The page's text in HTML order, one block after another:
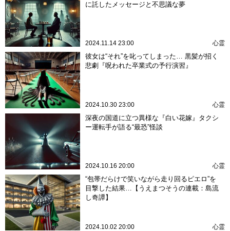
に託したメッセージと不思議な夢
2024.11.14 23:00 心霊
彼女は“それ”を叱ってしまった… 黒髪が招く
悲劇『呪われた卒業式の予行演習』
2024.10.30 23:00 心霊
深夜の国道に立つ異様な『白い花嫁』タクシ
ー運転手が語る“最恐”怪談
2024.10.16 20:00 心霊
“包帯だらけで笑いながら走り回るピエロ”を
目撃した結果…【うえまつそうの連載：島流
し奇譚】
2024.10.02 20:00 心霊